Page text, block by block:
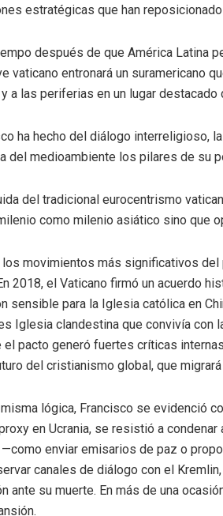
estratégicas que han
después de que América Latina
vaticano entronará un suramericano
a las periferias en un lugar destacado
ha hecho del diálogo interreligioso,
del medioambiente los pilares de su
del tradicional eurocentrismo
como milenio asiático sino que
los movimientos más significativos
2018, el Vaticano firmó un acuerdo
sensible para la Iglesia católica en
Iglesia clandestina que convivía con
el pacto generó fuertes críticas
del cristianismo global, que
misma lógica, Francisco se evidenció
en Ucrania, se resistió a
enviar emisarios de paz o
canales de diálogo con el
ante su muerte. En más de una